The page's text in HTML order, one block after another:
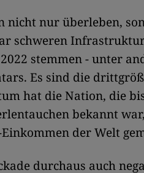
nicht nur überleben,
schweren
stemmen - unter
Es sind die
hat die Nation, die
bekannt
der Welt
durchaus auch